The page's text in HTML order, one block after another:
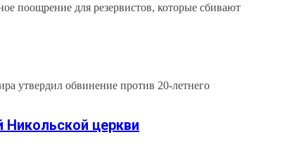
поощрение для резервистов, которые сбивают
утвердил обвинение против 20-летнего
Никольской церкви